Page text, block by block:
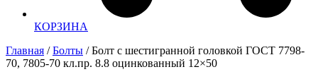
КОРЗИНА
Главная /Болты / Болт с шестигранной головкой ГОСТ 7798-
70, 7805-70 кл.пр. 8.8 оцинкованный 12×50